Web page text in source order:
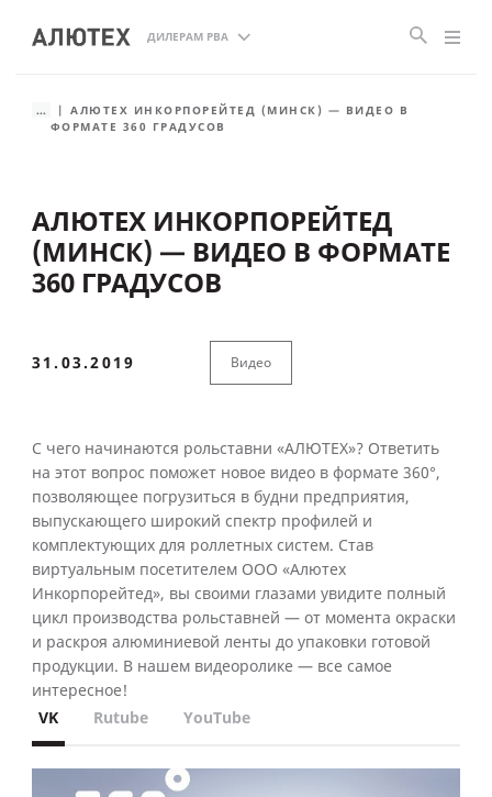
ДИЛЕРАМ РВА
...
АЛЮТЕХ ИНКОРПОРЕЙТЕД (МИНСК) — ВИДЕО В
ФОРМАТЕ 360 ГРАДУСОВ
АЛЮТЕХ ИНКОРПОРЕЙТЕД
(МИНСК) — ВИДЕО В ФОРМАТЕ
360 ГРАДУСОВ
31.03.2019 Видео
С чего начинаются рольставни «АЛЮТЕХ»? Ответить
на этот вопрос поможет новое видео в формате 360°,
позволяющее погрузиться в будни предприятия,
выпускающего широкий спектр профилей и
комплектующих для роллетных систем. Став
виртуальным посетителем ООО «Алютех
Инкорпорейтед», вы своими глазами увидите полный
цикл производства рольставней — от момента окраски
и раскроя алюминиевой ленты до упаковки готовой
продукции. В нашем видеоролике — все самое
интересное!
VK
Rutube YouTube